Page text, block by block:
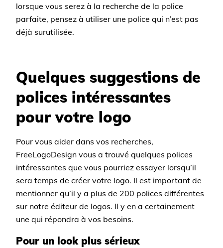
lorsque vous serez à la recherche de la police
parfaite, pensez à utiliser une police qui n’est pas
déjà surutilisée.
Quelques suggestions de
polices intéressantes
pour votre logo
Pour vous aider dans vos recherches,
FreeLogoDesign vous a trouvé quelques polices
intéressantes que vous pourriez essayer lorsqu’il
sera temps de créer votre logo. Il est important de
mentionner qu’il y a plus de 200 polices différentes
sur notre éditeur de logos. Il y en a certainement
une qui répondra à vos besoins.
Pour un look plus sérieux